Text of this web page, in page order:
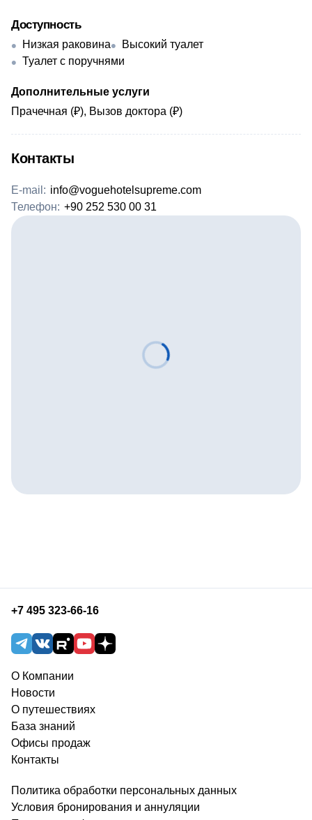
Доступность
Низкая раковина
Высокий туалет
Туалет с поручнями
Дополнительные услуги
Прачечная (₽), Вызов доктора (₽)
Контакты
E-mail: info@voguehotelsupreme.com
Телефон: +90 252 530 00 31
+7 495 323-66-16
О Компании
Новости
О путешествиях
База знаний
Офисы продаж
Контакты
Политика обработки персональных данных
Условия бронирования и аннуляции